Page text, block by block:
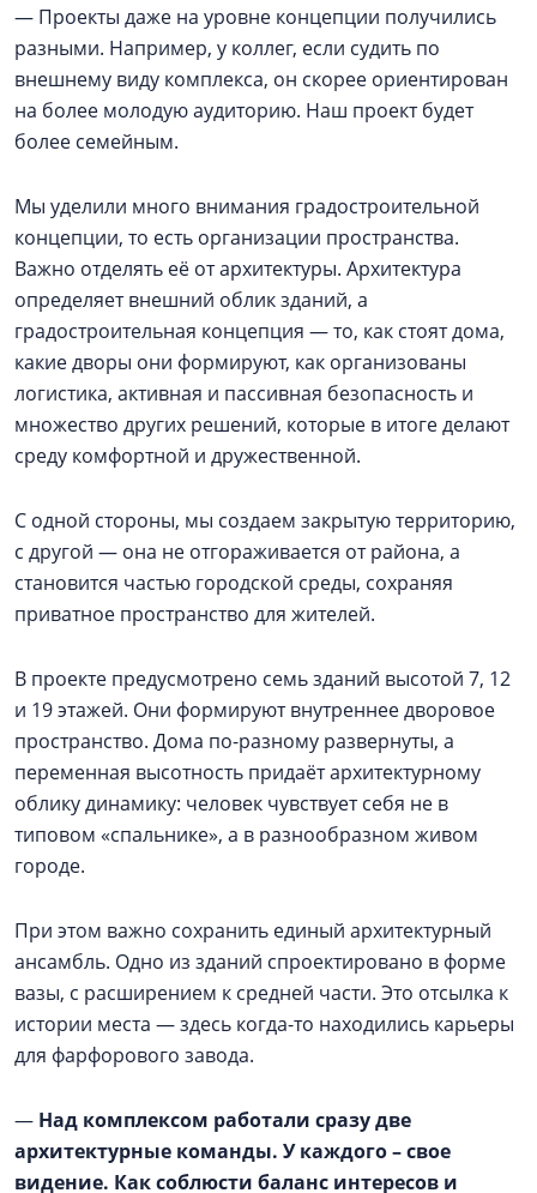
— Проекты даже на уровне концепции получились
разными. Например, у коллег, если судить по
внешнему виду комплекса, он скорее ориентирован
на более молодую аудиторию. Наш проект будет
более семейным.
Мы уделили много внимания градостроительной
концепции, то есть организации пространства.
Важно отделять её от архитектуры. Архитектура
определяет внешний облик зданий, а
градостроительная концепция — то, как стоят дома,
какие дворы они формируют, как организованы
логистика, активная и пассивная безопасность и
множество других решений, которые в итоге делают
среду комфортной и дружественной.
С одной стороны, мы создаем закрытую территорию,
с другой — она не отгораживается от района, а
становится частью городской среды, сохраняя
приватное пространство для жителей.
В проекте предусмотрено семь зданий высотой 7, 12
и 19 этажей. Они формируют внутреннее дворовое
пространство. Дома по-разному развернуты, а
переменная высотность придаёт архитектурному
облику динамику: человек чувствует себя не в
типовом «спальнике», а в разнообразном живом
городе.
При этом важно сохранить единый архитектурный
ансамбль. Одно из зданий спроектировано в форме
вазы, с расширением к средней части. Это отсылка к
истории места — здесь когда-то находились карьеры
для фарфорового завода.
— Над комплексом работали сразу две
архитектурные команды. У каждого – свое
видение. Как соблюсти баланс интересов и